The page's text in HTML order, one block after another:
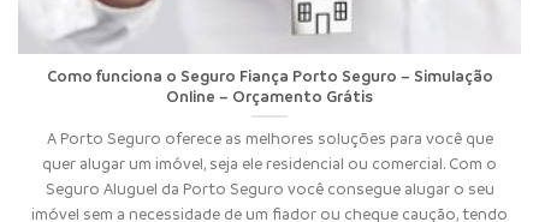
Como funciona o Seguro Fiança Porto Seguro – Simulação
Online – Orçamento Grátis
A Porto Seguro oferece as melhores soluções para você que
quer alugar um imóvel, seja ele residencial ou comercial. Com o
Seguro Aluguel da Porto Seguro você consegue alugar o seu
imóvel sem a necessidade de um fiador ou cheque caução, tendo